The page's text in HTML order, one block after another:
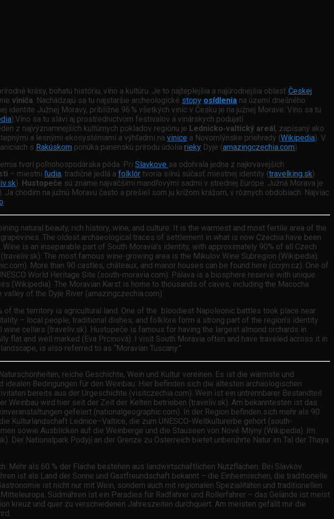
krásy, bohatú históriu, víno a kultúru. Je to najteplejšia a najúrodnejšia oblasť Českej
viniča. Nachádzajú sa tu najstaršie archeologické stopy osídlenia na území dnešného
identite Južnej Moravy, približne 96 % všetkých viníc v Česku je na južnej Morave. Víno sa tu
).Víno sa tu slávi aj prostredníctvom festivalov a vinárskych podujatí
z najvýznamnejších kultúrnych pokladov regiónu je Lednicko‑valtický areál , zapísaný ako
a lesnými ekosystémami a výhľadmi na vinice a Novomlýnske priehrady (Wikipedia). V
s Rakúskom ponúka panenskú prírodu údolia rieky Dyje (amazingczechia.com).
tvorí poľnohospodárska pôda. Pri Slavkove sa odohrala jedna z najkrvavejších
– miestni ľudia, tradičné jedlá a folklór tvoria silnú súčasť miestnej identity (travelking.sk).
). Hustopeče sú známe najväčšími mandľovými sadmi v strednej Európe. Južná Morava je
). Ja chodím na južnú Moravu často a prešiel som ju krížom krážom, v rôznych obdobiach. Najviac
.
natural beauty, rich history, wine, and culture. It is the warmest and most fertile area of the
The oldest archaeological traces of settlement in what is now Czechia have been
is an inseparable part of South Moravia’s identity, with approximately 90% of all Czech
The most famous wine-growing area is the Mikulov Wine Subregion (Wikipedia).
More than 90 castles, châteaux, and manor houses can be found here (ccrjm.cz). One of
World Heritage Site (south-moravia.com). Pálava is a biosphere reserve with unique
The Moravian Karst is home to thousands of caves, including the Macocha
of the Dyje River (amazingczechia.com).
the territory is agricultural land. One of the bloodiest Napoleonic battles took place near
– local people, traditional dishes, and folklore form a strong part of the region’s identity
cellars (traveliv.sk). Hustopeče is famous for having the largest almond orchards in
flat and well marked (Eva Prcinová). I visit South Moravia often and have traveled across it in
is also referred to as “Moravian Tuscany.”
reiche Geschichte, Wein und Kultur vereinen. Es ist die wärmste und
Bedingungen für den Weinbau. Hier befinden sich die ältesten archäologischen
bereits aus der Urgeschichte (visitczechia.com). Wein ist ein untrennbarer Bestandteil
Weinbau wird hier seit der Zeit der Kelten betrieben (traveliv.sk). Am bekanntesten ist das
gefeiert (nationalgeographic.com). In der Region befinden sich mehr als 90
Kulturlandschaft Lednice–Valtice, die zum UNESCO-Weltkulturerbe gehört (south-
sowie Ausblicken auf die Weinberge und die Stauseen von Nové Mlýny (Wikipedia). Im
Der Nationalpark Podyjí an der Grenze zu Österreich bietet unberührte Natur im Tal der Thaya
Mehr als 60 % der Fläche bestehen aus landwirtschaftlichen Nutzflächen. Bei Slavkov
ist als Land der Sonne und Gastfreundschaft bekannt – die Einheimischen, die traditionelle
ist nicht nur mit Wein, sondern auch mit regionalen Spezialitäten und traditionellen
Südmähren ist ein Paradies für Radfahrer und Rollerfahrer – das Gelände ist meist
kreuz und quer zu verschiedenen Jahreszeiten durchquert. Am meisten gefällt mir die